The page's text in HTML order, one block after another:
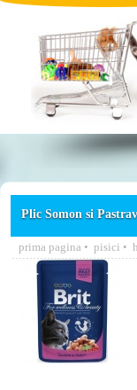
Plic Somon si
prima pagina • pisici •